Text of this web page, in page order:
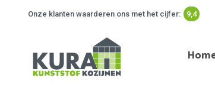
Onze klanten waarderen ons met het cijfer: 9,4